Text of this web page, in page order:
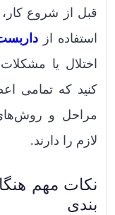
قبل از شروع
استفاده از
اختلال یا
کنید که تمامی
مراحل و
لازم را دارند.
نکات مهم
بندی